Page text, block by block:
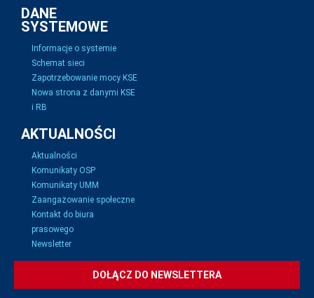
DANE
SYSTEMOWE
Informacje o systemie
Schemat sieci
Zapotrzebowanie mocy KSE
Nowa strona z danymi KSE
i RB
AKTUALNOŚCI
Aktualności
Komunikaty OSP
Komunikaty UMM
Zaangażowanie społeczne
Kontakt do biura
prasowego
Newsletter
DOŁĄCZ DO NEWSLETTERA